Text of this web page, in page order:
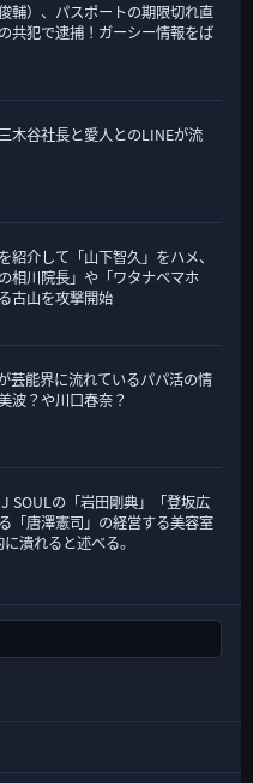
輔）、パスポートの期限切れ直
共犯で逮捕！ガーシー情報をば
木谷社長と愛人とのLINEが流
紹介して「山下智久」をハメ、
相川院長」や「ワタナベマホ
古山を攻撃開始
芸能界に流れているパパ活の情
波？や川口春奈？
J SOULの「岩田剛典」「登坂広
「唐澤憲司」の経営する美容室
潰れると述べる。